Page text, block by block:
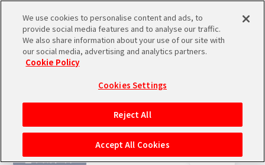
スケジュール 検索
バンダイナムコIDで
アイドルマスター ポータルへの登録について
シリアルコード・
あいことば
THE IDOL
M@STER
シンデレラ
ガールズ
シャイニー
GAME
ゲーム
ゲーム関連のNEWS
全てのカテゴリ スマートフォン/ブラウザ
家庭用
We use cookies to personalise content and ads, to
provide social media features and to analyse our traffic.
We also share information about your use of our site with
our social media, advertising and analytics partners.
Cookie Policy
Cookies Settings
Reject All
Accept All Cookies